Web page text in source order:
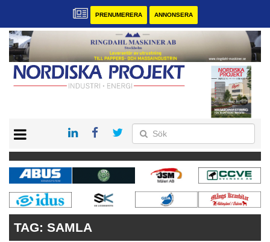
PRENUMERERA ANNONSERA
KONTAKT
VÅRA ANDRA MAGASIN
PRENUMERERA
ANNONSERA
TAG: SAMLA